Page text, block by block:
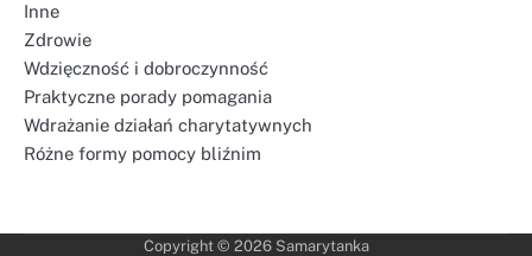
Inne
Zdrowie
Wdzięczność i dobroczynność
Praktyczne porady pomagania
Wdrażanie działań charytatywnych
Różne formy pomocy bliźnim
Copyright © 2026 Samarytanka